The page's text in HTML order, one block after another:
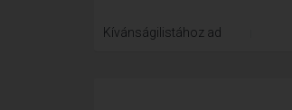
Kívánságilistához ad